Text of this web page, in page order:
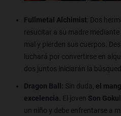
Fullmetal Alchimist: Dos
resucitar a su madre
mal y pierden sus cuerpos.
luchará por convertirse en
dos juntos iniciarán la
Dragon Ball: Sin duda, el
excelencia. El joven Son Goku
un niño y debe enfrentarse a